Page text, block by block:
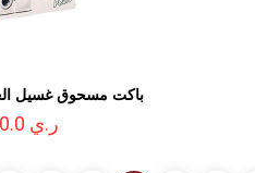
باكت مسحوق غسيل
ر.ي 2,500.0